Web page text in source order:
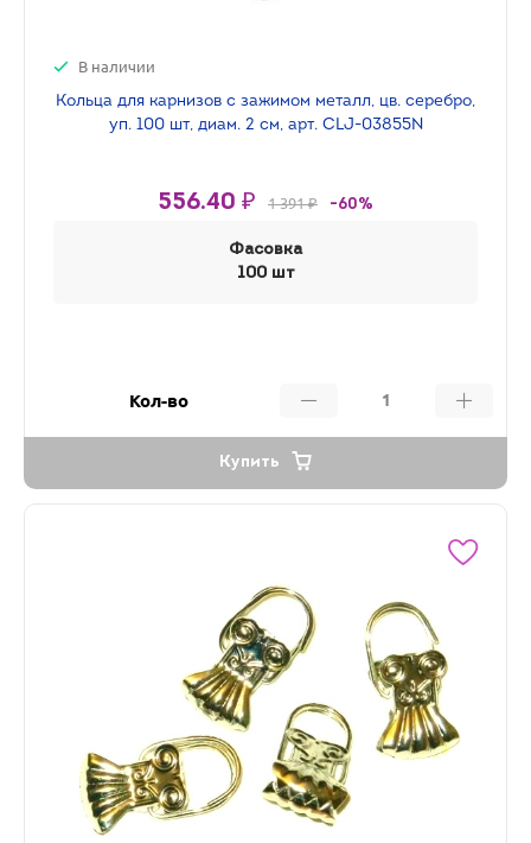
В наличии
Кольца для карнизов с зажимом металл, цв. серебро,
уп. 100 шт, диам. 2 см, арт. CLJ-03855N
556.40 ₽ 1 391 ₽ -60%
Фасовка
100 шт
Кол-во
Купить